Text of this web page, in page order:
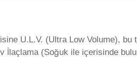
U.L.V. (Ultra Low Volume), bu
İlaçlama (Soğuk ile içerisinde